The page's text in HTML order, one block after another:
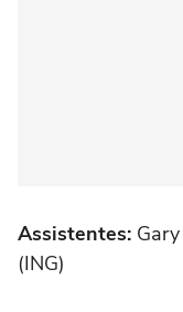
Assistentes:
(ING)